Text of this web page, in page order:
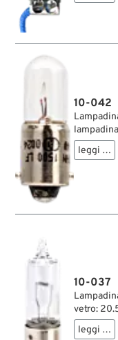
10-042
OEM HD
leggi …
10-037
vetro:
W;
leggi …